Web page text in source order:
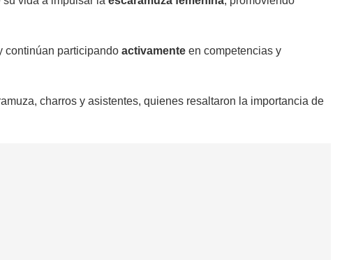
continúan participando activamente en competencias y
charros y asistentes, quienes resaltaron la importancia de